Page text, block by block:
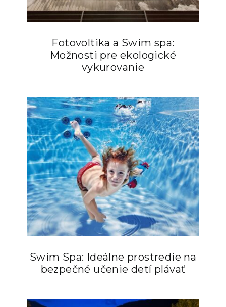
Fotovoltika a Swim spa:
Možnosti pre ekologické
vykurovanie
Swim Spa: Ideálne prostredie na
bezpečné učenie detí plávať